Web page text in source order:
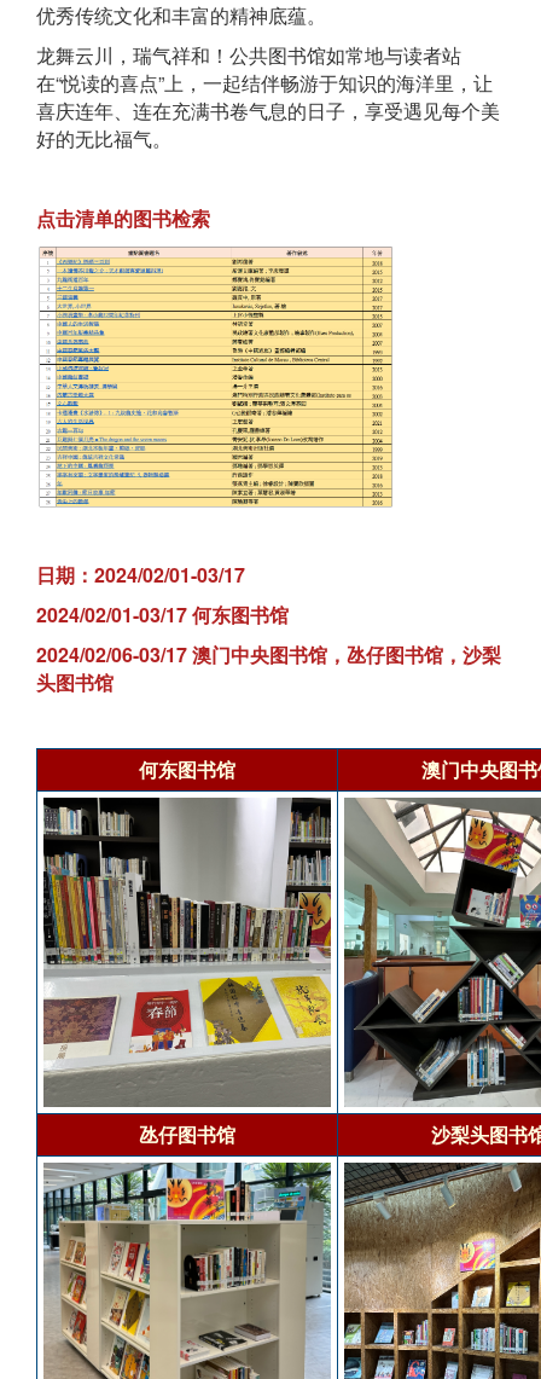
优秀传统文化和丰富的精神底蕴。
龙舞云川，瑞气祥和！公共图书馆如常地与读者站
在“悦读的喜点”上，一起结伴畅游于知识的海洋里，让
喜庆连年、连在充满书卷气息的日子，享受遇见每个美
好的无比福气。
点击清单的图书检索
日期：2024/02/01-03/17
2024/02/01-03/17 何东图书馆
2024/02/06-03/17 澳门中央图书馆，氹仔图书馆，沙梨
头图书馆
何东图书馆 澳门中央图
氹仔图书馆 沙梨头图书